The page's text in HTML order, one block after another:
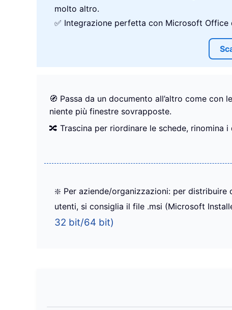
molto altro.
✅ Integrazione perfetta con Microsoft
🧭 Passa da un documento all’altro come con
niente più finestre sovrapposte.
🔀 Trascina per riordinare le schede, rinomina
❇️ Per aziende/organizzazioni: per
utenti, si consiglia il file .msi (Microsoft
32 bit/64 bit)